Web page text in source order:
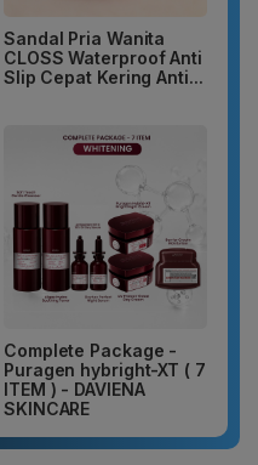
Sandal Pria Wanita
CLOSS Waterproof Anti
Slip Cepat Kering Anti...
Complete Package -
Puragen hybright-XT ( 7
ITEM ) - DAVIENA
SKINCARE